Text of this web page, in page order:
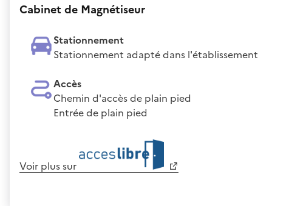
Cabinet de Magnétiseur
Stationnement
Stationnement adapté dans l'établissement
Accès
Chemin d'accès de plain pied
Entrée de plain pied
Voir plus sur